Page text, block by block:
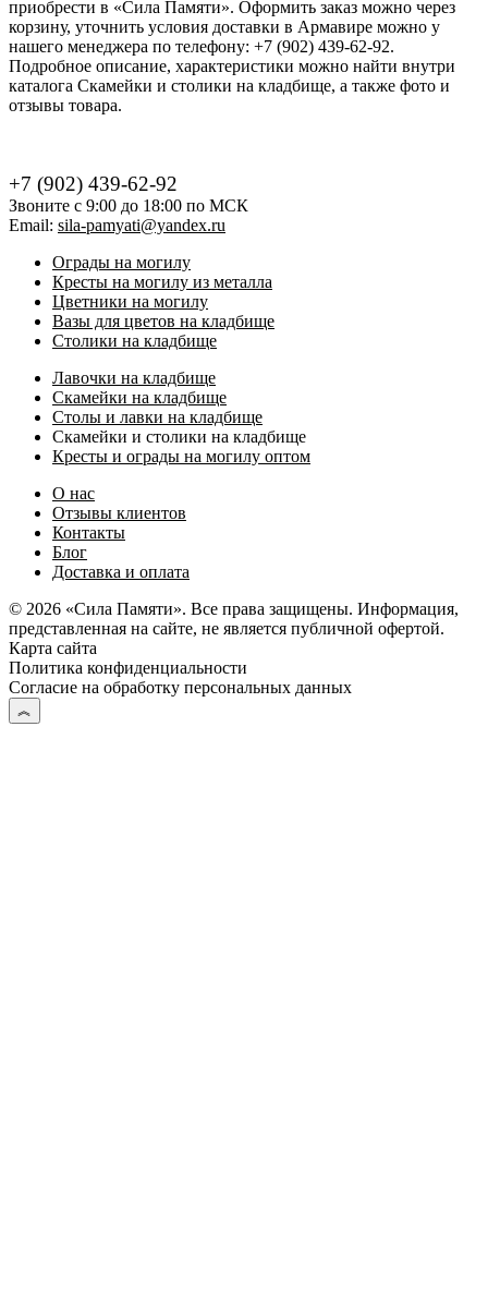
приобрести в «Сила Памяти». Оформить заказ можно через
корзину, уточнить условия доставки в Армавире можно у
нашего менеджера по телефону: +7 (902) 439-62-92.
Подробное описание, характеристики можно найти внутри
каталога Скамейки и столики на кладбище, а также фото и
отзывы товара.
+7 (902) 439-62-92
Звоните с 9:00 до 18:00 по МСК
Email: sila-pamyati@yandex.ru
Ограды на могилу
Кресты на могилу из металла
Цветники на могилу
Вазы для цветов на кладбище
Столики на кладбище
Лавочки на кладбище
Скамейки на кладбище
Столы и лавки на кладбище
Скамейки и столики на кладбище
Кресты и ограды на могилу оптом
О нас
Отзывы клиентов
Контакты
Блог
Доставка и оплата
© 2026 «Сила Памяти». Все права защищены. Информация,
представленная на сайте, не является публичной офертой.
Карта сайта
Политика конфиденциальности
Согласие на обработку персональных данных